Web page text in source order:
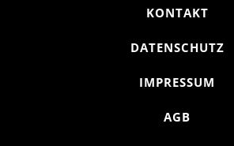
KONTAKT
DATENSCHUTZ
IMPRESSUM
AGB